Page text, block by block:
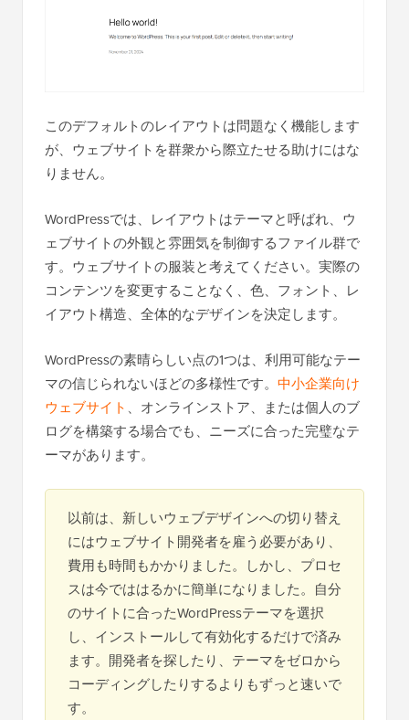
このデフォルトのレイアウトは問題なく機能します
が、ウェブサイトを群衆から際立たせる助けにはな
りません。
WordPressでは、レイアウトはテーマと呼ばれ、ウ
ェブサイトの外観と雰囲気を制御するファイル群で
す。ウェブサイトの服装と考えてください。実際の
コンテンツを変更することなく、色、フォント、レ
イアウト構造、全体的なデザインを決定します。
WordPressの素晴らしい点の1つは、利用可能なテー
マの信じられないほどの多様性です。 中小企業向け
ウェブサイト 、オンラインストア、または個人のブ
ログを構築する場合でも、ニーズに合った完璧なテ
ーマがあります。
以前は、新しいウェブデザインへの切り替え
にはウェブサイト開発者を雇う必要があり、
費用も時間もかかりました。しかし、プロセ
スは今でははるかに簡単になりました。自分
のサイトに合ったWordPressテーマを選択
し、インストールして有効化するだけで済み
ます。開発者を探したり、テーマをゼロから
コーディングしたりするよりもずっと速いで
す。